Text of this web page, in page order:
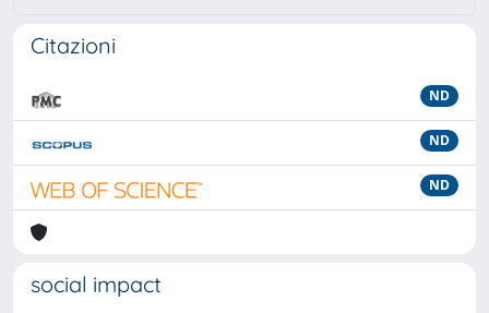
Citazioni
ND
ND
ND
social impact